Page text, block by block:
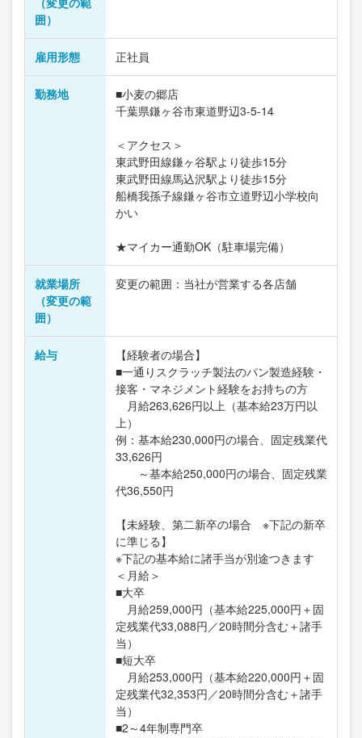
囲）
雇用形態 正社員
勤務地
■小麦の郷店
千葉県鎌ヶ谷市東道野辺3-5-14
＜アクセス＞
東武野田線鎌ヶ谷駅より徒歩15分
東武野田線馬込沢駅より徒歩15分
船橋我孫子線鎌ヶ谷市立道野辺小学校向
かい
★マイカー通勤OK（駐車場完備）
就業場所
（変更の範
囲）
変更の範囲：当社が営業する各店舗
給与
【経験者の場合】
■一通りスクラッチ製法のパン製造経験・
接客・マネジメント経験をお持ちの方
月給263,626円以上（基本給23万円以
上）
例：基本給230,000円の場合、固定残業代
33,626円
～基本給250,000円の場合、固定残業
代36,550円
【未経験、第二新卒の場合 ※下記の新卒
に準じる】
※下記の基本給に諸手当が別途つきます
＜月給＞
■大卒
月給259,000円（基本給225,000円＋固
定残業代33,088円／20時間分含む＋諸手
当）
■短大卒
月給253,000円（基本給220,000円＋固
定残業代32,353円／20時間分含む＋諸手
当）
■2～4年制専門卒